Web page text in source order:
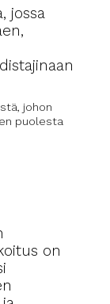
jossa
johon
puolesta
on